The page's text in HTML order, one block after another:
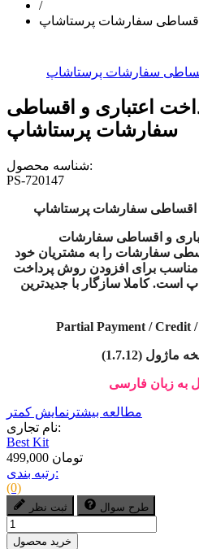
/
اقساطی سفارشات پرستاشاپ
اعتباری و اقساطی
سفارشات پرستاشاپ
شناسه محصول:
PS-720147
اقساطی سفارشات پرستاشاپ
و اقساطی سفارشات
سفارشات را به مشتریان خود
مناسب برای افزودن روش پرداخت
کاملا سازگار با جدیدترین
Partial Payment / Credit
(1.7.12)
به زبان فارسی
مطالعه بیشتر نمایش کمتر
نام تجاری:
Best Kit
499,000 تومان
رتبه بندی:
(0)
ثبت نظر طرح سوال
خرید محصول